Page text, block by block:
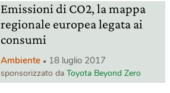
Emissioni di CO2, la mappa
regionale europea legata ai
consumi
Ambiente 18 luglio 2017
sponsorizzato da Toyota Beyond Zero